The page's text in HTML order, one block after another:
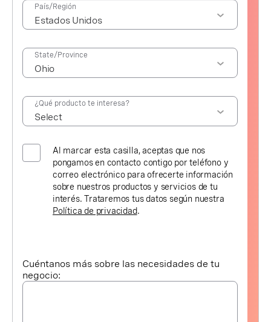
País/Región
State/Province
¿Qué producto te interesa?
Al marcar esta casilla, aceptas que nos
pongamos en contacto contigo por teléfono y
correo electrónico para ofrecerte información
sobre nuestros productos y servicios de tu
interés. Trataremos tus datos según nuestra
Política de privacidad.
Cuéntanos más sobre las necesidades de tu
negocio: